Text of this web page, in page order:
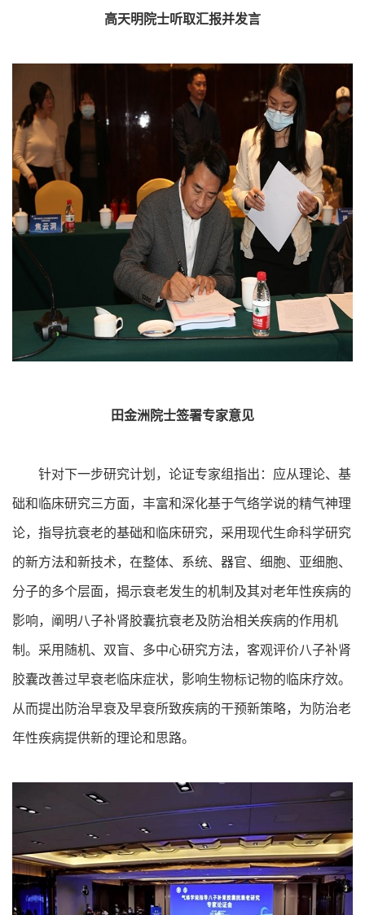
高天明院士听取汇报并发言
田金洲院士签署专家意见
针对下一步研究计划，论证专家组指出：应从理论、基
础和临床研究三方面，丰富和深化基于气络学说的精气神理
论，指导抗衰老的基础和临床研究，采用现代生命科学研究
的新方法和新技术，在整体、系统、器官、细胞、亚细胞、
分子的多个层面，揭示衰老发生的机制及其对老年性疾病的
影响，阐明八子补肾胶囊抗衰老及防治相关疾病的作用机
制。采用随机、双盲、多中心研究方法，客观评价八子补肾
胶囊改善过早衰老临床症状，影响生物标记物的临床疗效。
从而提出防治早衰及早衰所致疾病的干预新策略，为防治老
年性疾病提供新的理论和思路。